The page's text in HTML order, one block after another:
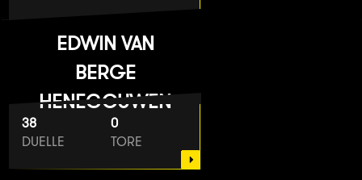
EDWIN VAN
BERGE
HENEGOUWEN
38
DUELLE
0
TORE